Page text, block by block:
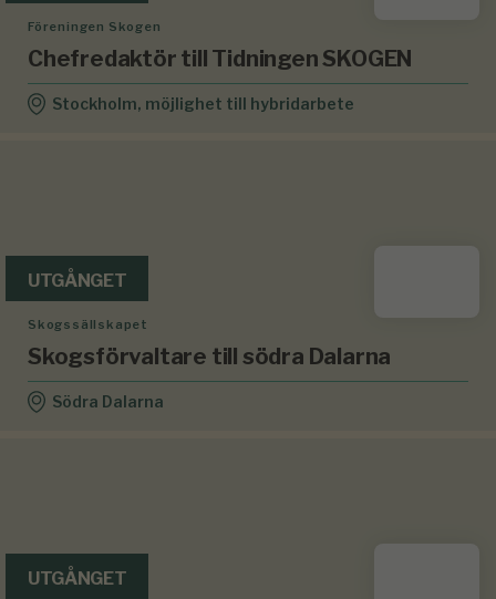
Föreningen Skogen
Chefredaktör till Tidningen SKOGEN
Stockholm, möjlighet till hybridarbete
UTGÅNGET
Skogssällskapet
Skogsförvaltare till södra Dalarna
Södra Dalarna
UTGÅNGET